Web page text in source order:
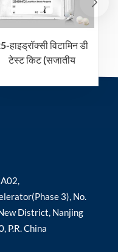
हाइड्रॉक्सी विटामिन डी
टेस्ट किट (सजातीय
3), No.
District, Nanjing
P.R. China